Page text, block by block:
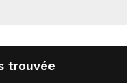
trouvée